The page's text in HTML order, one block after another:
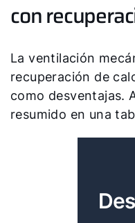
con
La ventilación
recuperación de
como desventajas.
resumido en una